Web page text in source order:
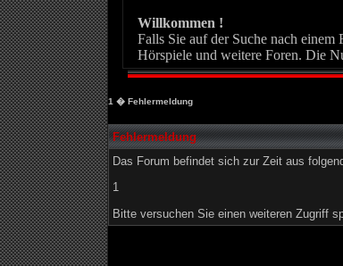
Willkommen !
Falls Sie auf der Suche nach
Hörspiele und weitere Foren. Die
1 � Fehlermeldung
Fehlermeldung
Das Forum befindet sich zur Zeit aus
1
Bitte versuchen Sie einen weiteren Zugriff